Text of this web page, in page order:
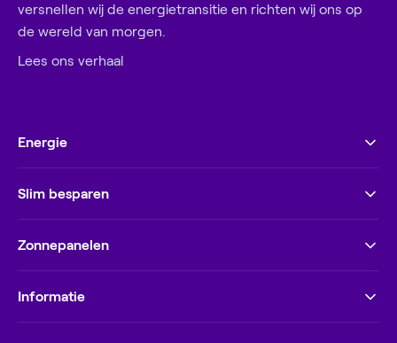
versnellen wij de energietransitie en richten wij ons op
de wereld van morgen.
Lees ons verhaal
Energie
Slim besparen
Zonnepanelen
Informatie